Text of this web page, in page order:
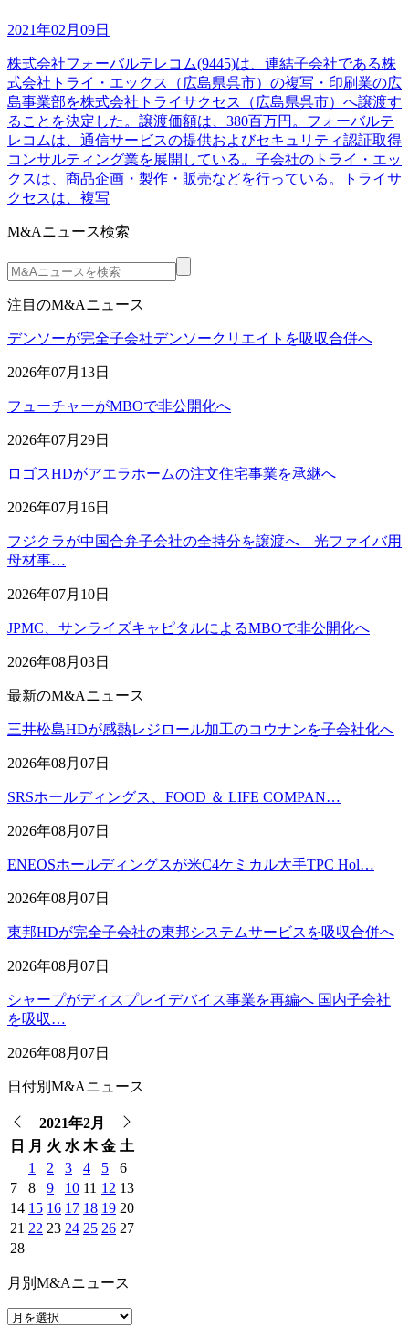
2021年02月09日
株式会社フォーバルテレコム(9445)は、連結子会社である株
式会社トライ・エックス（広島県呉市）の複写・印刷業の広
島事業部を株式会社トライサクセス（広島県呉市）へ譲渡す
ることを決定した。譲渡価額は、380百万円。フォーバルテ
レコムは、通信サービスの提供およびセキュリティ認証取得
コンサルティング業を展開している。子会社のトライ・エッ
クスは、商品企画・製作・販売などを行っている。トライサ
クセスは、複写
M&Aニュース検索
注目のM&Aニュース
デンソーが完全子会社デンソークリエイトを吸収合併へ
2026年07月13日
フューチャーがMBOで非公開化へ
2026年07月29日
ロゴスHDがアエラホームの注文住宅事業を承継へ
2026年07月16日
フジクラが中国合弁子会社の全持分を譲渡へ 光ファイバ用
母材事…
2026年07月10日
JPMC、サンライズキャピタルによるMBOで非公開化へ
2026年08月03日
最新のM&Aニュース
三井松島HDが感熱レジロール加工のコウナンを子会社化へ
2026年08月07日
SRSホールディングス、FOOD ＆ LIFE COMPAN…
2026年08月07日
ENEOSホールディングスが米C4ケミカル大手TPC Hol…
2026年08月07日
東邦HDが完全子会社の東邦システムサービスを吸収合併へ
2026年08月07日
シャープがディスプレイデバイス事業を再編へ 国内子会社
を吸収…
2026年08月07日
日付別M&Aニュース
2021年2月
日
月 火 水 木 金 土
1
2 3 4 5
6
7
8 9 10 11 12 13
14 15 16 17 18 19 20
21 22 23 24 25 26 27
28
月別M&Aニュース